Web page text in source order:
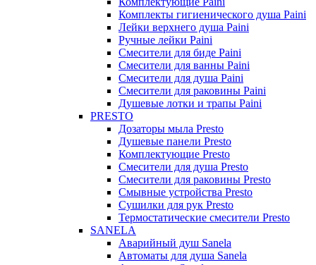
Комплекты гигиенического душа Paini
Лейки верхнего душа Paini
Ручные лейки Paini
Смесители для биде Paini
Смесители для ванны Paini
Смесители для душа Paini
Смесители для раковины Paini
Душевые лотки и трапы Paini
PRESTO
Дозаторы мыла Presto
Душевые панели Presto
Комплектующие Presto
Смесители для душа Presto
Смесители для раковины Presto
Смывные устройства Presto
Сушилки для рук Presto
Термостатические смесители Presto
SANELA
Аварийный душ Sanela
Автоматы для душа Sanela